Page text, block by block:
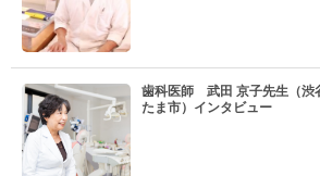
歯科医師 武田 京子先生（渋
たま市）インタビュー